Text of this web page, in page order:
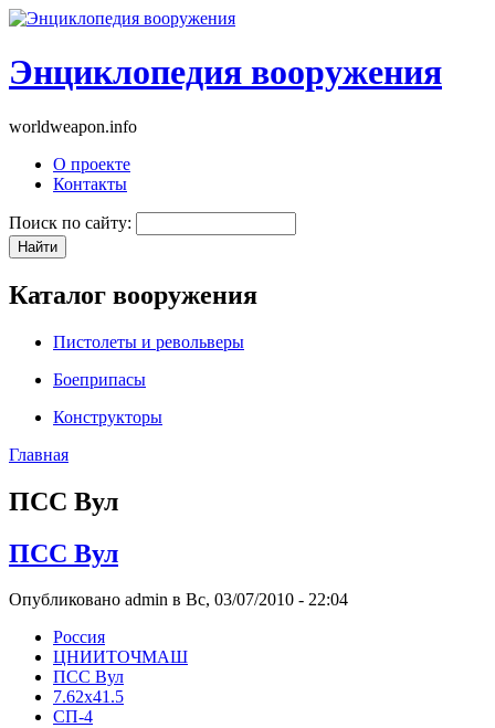
Энциклопедия вооружения
worldweapon.info
О проекте
Контакты
Поиск по сайту:
Каталог вооружения
Пистолеты и револьверы
Боеприпасы
Конструкторы
Главная
ПСС Вул
ПСС Вул
Опубликовано admin в Вс, 03/07/2010 - 22:04
Росcия
ЦНИИТОЧМАШ
ПСС Вул
7.62x41.5
СП-4